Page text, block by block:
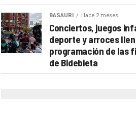
BASAURI Hace 2 meses
Conciertos, juegos
deporte y arroces
programación de las
de Bidebieta